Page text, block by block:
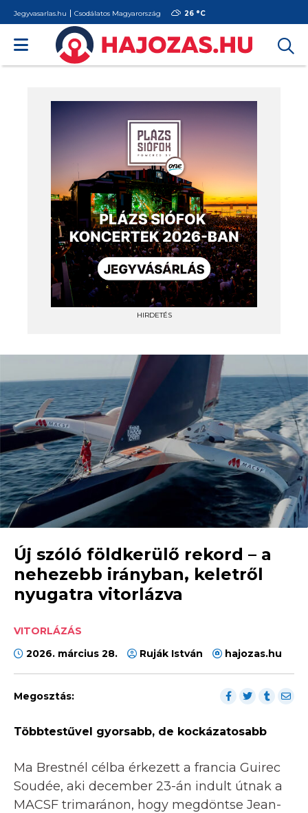
Jegyvasarlas.hu Csodálatos Magyarország 26 °C
HIRDETÉS
Új szóló földkerülő rekord – a
nehezebb irányban, keletről
nyugatra vitorlázva
VITORLÁZÁS
2026. március 28.
Ruják István hajozas.hu
Megosztás:
Többtestűvel gyorsabb, de kockázatosabb
Ma Brestnél célba érkezett a francia Guirec
Soudée, aki december 23-án indult útnak a
MACSF trimaránon, hogy megdöntse Jean-